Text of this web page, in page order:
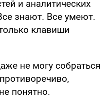
и аналитических
знают. Все умеют.
клавиши
не могу собраться
понятно.